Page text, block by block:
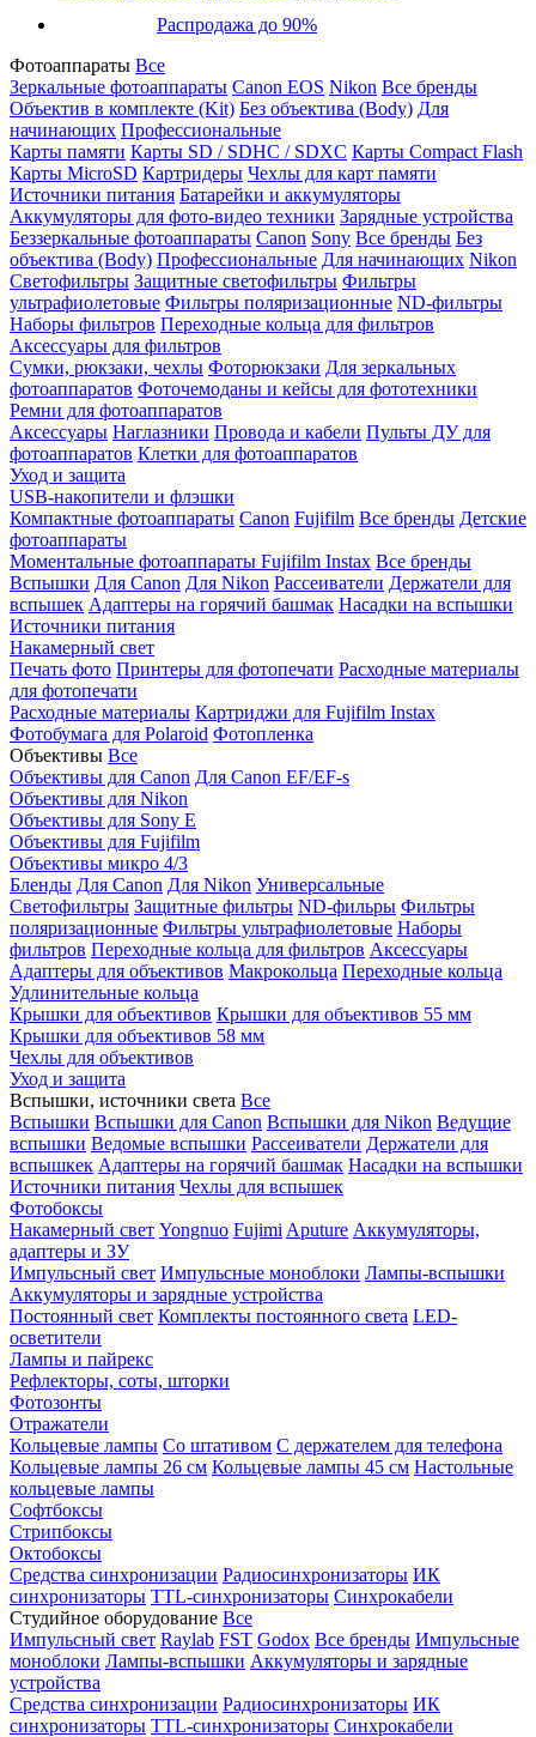
Распродажа до 90%
Фотоаппараты Все
Зеркальные фотоаппараты Canon EOS Nikon Все бренды
Объектив в комплекте (Kit) Без объектива (Body) Для
начинающих Профессиональные
Карты памяти Карты SD / SDHC / SDXC Карты Compact Flash
Карты MicroSD Картридеры Чехлы для карт памяти
Источники питания Батарейки и аккумуляторы
Аккумуляторы для фото-видео техники Зарядные устройства
Беззеркальные фотоаппараты Canon Sony Все бренды Без
объектива (Body) Профессиональные Для начинающих Nikon
Светофильтры Защитные светофильтры Фильтры
ультрафиолетовые Фильтры поляризационные ND-фильтры
Наборы фильтров Переходные кольца для фильтров
Аксессуары для фильтров
Сумки, рюкзаки, чехлы Фоторюкзаки Для зеркальных
фотоаппаратов Фоточемоданы и кейсы для фототехники
Ремни для фотоаппаратов
Аксессуары Наглазники Провода и кабели Пульты ДУ для
фотоаппаратов Клетки для фотоаппаратов
Уход и защита
USB-накопители и флэшки
Компактные фотоаппараты Canon Fujifilm Все бренды Детские
фотоаппараты
Моментальные фотоаппараты Fujifilm Instax Все бренды
Вспышки Для Canon Для Nikon Рассеиватели Держатели для
вспышек Адаптеры на горячий башмак Насадки на вспышки
Источники питания
Накамерный свет
Печать фото Принтеры для фотопечати Расходные материалы
для фотопечати
Расходные материалы Картриджи для Fujifilm Instax
Фотобумага для Polaroid Фотопленка
Объективы Все
Объективы для Canon Для Canon EF/EF-s
Объективы для Nikon
Объективы для Sony E
Объективы для Fujifilm
Объективы микро 4/3
Бленды Для Canon Для Nikon Универсальные
Светофильтры Защитные фильтры ND-фильры Фильтры
поляризационные Фильтры ультрафиолетовые Наборы
фильтров Переходные кольца для фильтров Аксессуары
Адаптеры для объективов Макрокольца Переходные кольца
Удлинительные кольца
Крышки для объективов Крышки для объективов 55 мм
Крышки для объективов 58 мм
Чехлы для объективов
Уход и защита
Вспышки, источники света Все
Вспышки Вспышки для Canon Вспышки для Nikon Ведущие
вспышки Ведомые вспышки Рассеиватели Держатели для
вспышкек Адаптеры на горячий башмак Насадки на вспышки
Источники питания Чехлы для вспышек
Фотобоксы
Накамерный свет Yongnuo Fujimi Aputure Аккумуляторы,
адаптеры и ЗУ
Импульсный свет Импульсные моноблоки Лампы-вспышки
Аккумуляторы и зарядные устройства
Постоянный свет Комплекты постоянного света LED-
осветители
Лампы и пайрекс
Рефлекторы, соты, шторки
Фотозонты
Отражатели
Кольцевые лампы Со штативом С держателем для телефона
Кольцевые лампы 26 см Кольцевые лампы 45 см Настольные
кольцевые лампы
Софтбоксы
Стрипбоксы
Октобоксы
Средства синхронизации Радиосинхронизаторы ИК
синхронизаторы TTL-синхронизаторы Синхрокабели
Студийное оборудование Все
Импульсный свет Raylab FST Godox Все бренды Импульсные
моноблоки Лампы-вспышки Аккумуляторы и зарядные
устройства
Средства синхронизации Радиосинхронизаторы ИК
синхронизаторы TTL-синхронизаторы Синхрокабели